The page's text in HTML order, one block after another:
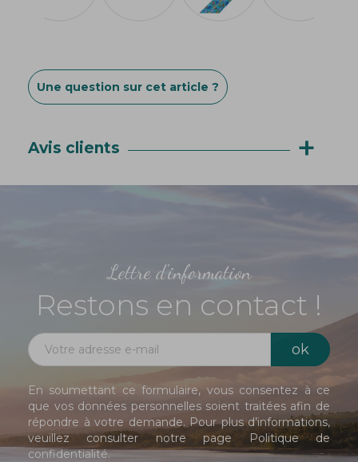
Une question sur cet article ?
Avis clients +
Lettre d'information
Restons en contact !
En soumettant ce formulaire, vous consentez à ce
que vos données personnelles soient traitées afin de
répondre à votre demande. Pour plus d’informations,
veuillez consulter notre page Politique de
confidentialité.